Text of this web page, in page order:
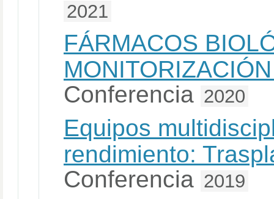
2021
FÁRMACOS
Conferencia 2020
Equipos
rendimiento:
Conferencia 2019